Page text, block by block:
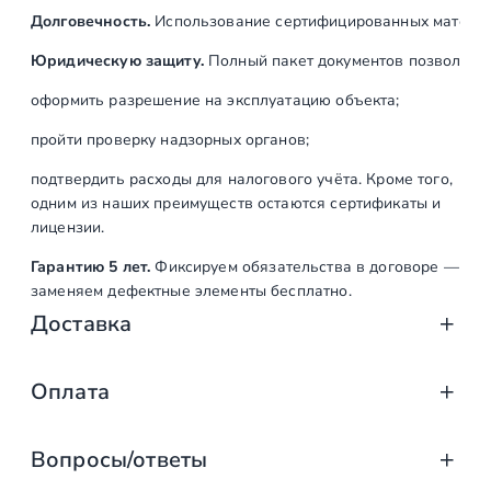
Долговечность. Использование сертифицированных
Юридическую защиту.Полный пакет документов позволяет:
оформить разрешение на эксплуатацию объекта;
пройти проверку надзорных органов;
подтвердить расходы для налогового учёта. Кроме того,
одним из наших преимуществ остаются сертификаты и
лицензии.
Гарантию 5 лет. Фиксируем обязательства в договоре —
заменяем дефектные элементы бесплатно.
Доставка
Доставка от «СтаирсПром»: аккуратно,
от упаковки на производстве до разгрузки на объекте.
Какие изделия мы доставляем
Оплата
Оплата услуг «СтаирсПром»: удобно,
Вопросы/ответы